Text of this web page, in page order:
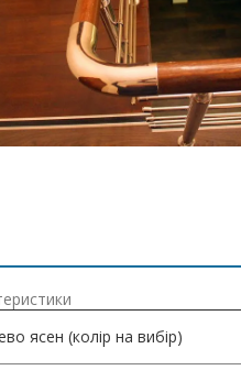
ясен (колір на вибір)